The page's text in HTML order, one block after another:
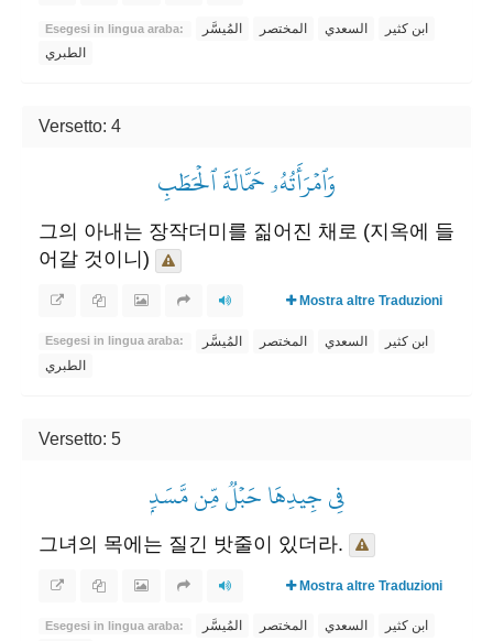
Esegesi in lingua araba: المُيسَّر المختصر السعدي
ابن كثير
الطبري
Versetto: 4
وَٱمۡرَأَتُهُۥ حَمَّالَةَ ٱلۡحَطَبِ
그의 아내는 장작더미를 짊어진 채로 (지옥에 들
어갈 것이니)
Mostra altre Traduzioni
Esegesi in lingua araba: المُيسَّر المختصر السعدي
ابن كثير
الطبري
Versetto: 5
فِي جِيدِهَا حَبۡلٞ مِّن مَّسَدِۭ
그녀의 목에는 질긴 밧줄이 있더라.
Mostra altre Traduzioni
Esegesi in lingua araba: المُيسَّر المختصر السعدي
ابن كثير